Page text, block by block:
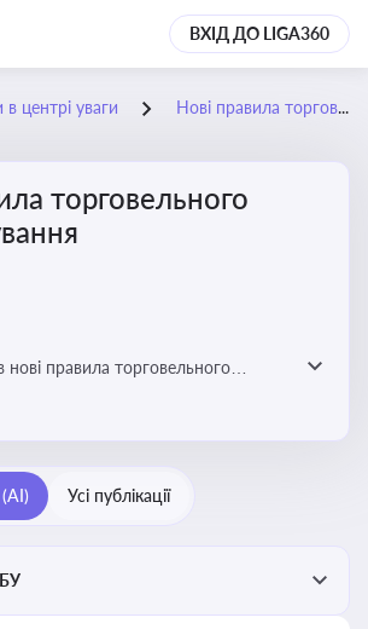
ВХІД ДО LIGA360
в центрі уваги Нові правила торговельного обслуговування
торговельного
нові правила торговельного
що посилює захист
Усі публікації